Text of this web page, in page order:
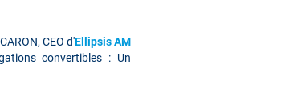
CEO d'Ellipsis AM
convertibles : Un